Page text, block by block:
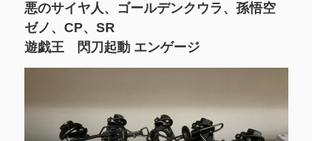
悪のサイヤ人、ゴールデンクウラ、孫悟空
ゼノ、CP、SR
遊戯王 閃刀起動 エンゲージ